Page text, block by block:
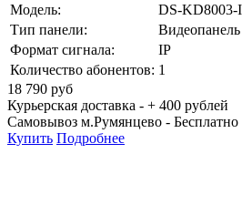
Модель:
DS-KD8003-
Тип панели:
Видеопанель
Формат сигнала:
IP
Количество абонентов: 1
18 790 руб
Курьерская доставка - + 400 рублей
Самовывоз м.Румянцево - Бесплатно
Купить Подробнее